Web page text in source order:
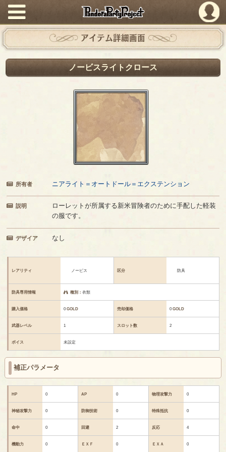
PandoraPartyProject
アイテム詳細画面
ノービスライトクロース
所有者 ニアライト＝オートドール＝エクステンション
説明
ローレットが所属する新米冒険者のために手配した軽装
の服です。
デザイア なし
レアリティ ノービス 区分 防具
防具専用情報 種別：衣類
購入価格 0GOLD 売却価格 0GOLD
武器レベル 1 スロット数 2
ボイス 未設定
補正パラメータ
HP 0 AP 0 物理攻撃力 0
神秘攻撃力 0 防御技術 0 特殊抵抗 0
命中 0 回避 2 反応 4
機動力 0 ＥＸＦ 0 ＥＸＡ 0